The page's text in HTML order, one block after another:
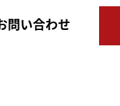
問い合わせ